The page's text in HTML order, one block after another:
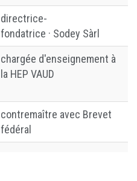
directrice-
fondatrice · Sodey Sàrl
chargée d'enseignement à
la HEP VAUD
contremaître avec Brevet
fédéral